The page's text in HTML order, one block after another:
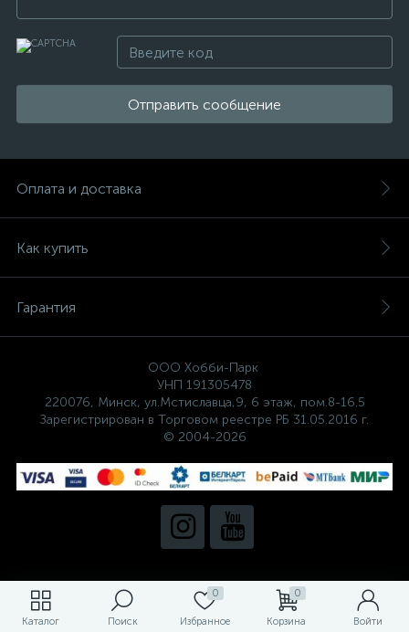
Каталог Поиск
0
Избранное
0
Корзина Войти
Отправить сообщение
Оплата и доставка
Как купить
Гарантия
ООО Хобби-Парк
УНП 191305478
220076, Минск, ул.Мстиславца,9, 6 этаж, пом.8-16.5
Зарегистрирован в Торговом реестре РБ 31.05.2016 г.
© 2004-2026